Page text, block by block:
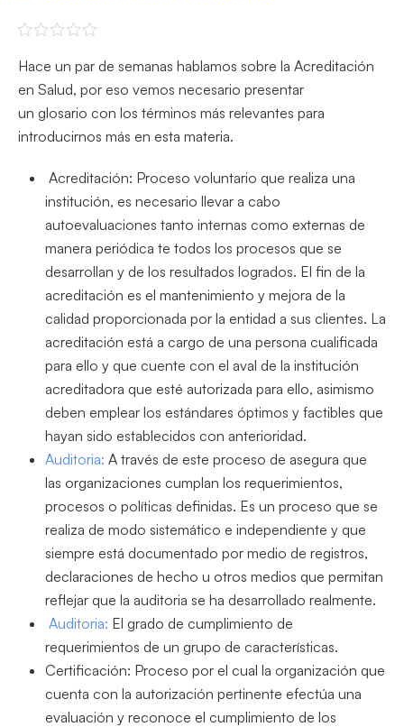
Hace un par de semanas hablamos sobre la Acreditación
en Salud, por eso vemos necesario presentar
un glosario con los términos más relevantes para
introducirnos más en esta materia.
Acreditación: Proceso voluntario que realiza una
institución, es necesario llevar a cabo
autoevaluaciones tanto internas como externas de
manera periódica te todos los procesos que se
desarrollan y de los resultados logrados. El fin de la
acreditación es el mantenimiento y mejora de la
calidad proporcionada por la entidad a sus clientes. La
acreditación está a cargo de una persona cualificada
para ello y que cuente con el aval de la institución
acreditadora que esté autorizada para ello, asimismo
deben emplear los estándares óptimos y factibles que
hayan sido establecidos con anterioridad.
Auditoria: A través de este proceso de asegura que
las organizaciones cumplan los requerimientos,
procesos o políticas definidas. Es un proceso que se
realiza de modo sistemático e independiente y que
siempre está documentado por medio de registros,
declaraciones de hecho u otros medios que permitan
reflejar que la auditoria se ha desarrollado realmente.
Auditoria: El grado de cumplimiento de
requerimientos de un grupo de características.
Certificación: Proceso por el cual la organización que
cuenta con la autorización pertinente efectúa una
evaluación y reconoce el cumplimiento de los